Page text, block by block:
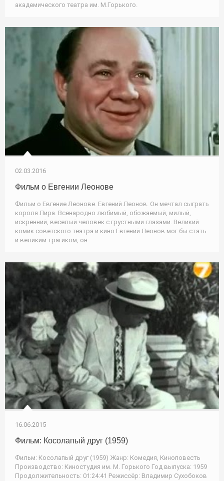
академического театра им. М.Горького.
02.03.2016
Фильм о Евгении Леонове
Фильм о Евгение Леонове. Евгений Леонов. Он мечтал сыграть
короля Лира. Всенародно любимый, обожаемый, милый,
искренний, веселый человек с грустными глазами. Великий
комик советского театра и кино Евгений Леонов мог бы стать
и великим трагиком, он
16.06.2015
Фильм: Косолапый друг (1959)
Фильм: Косолапый друг (1959) Жанр: Комедия, Киноповесть
Производство: Киностудия им. М. Горького Год выпуска: 1959
Продолжительность: 01:24:41 Режиссёр: Владимир Сухобоков